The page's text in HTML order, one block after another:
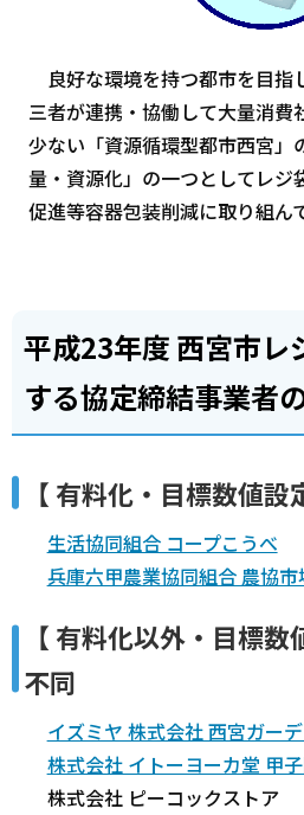
良好な環境を持つ都市を目指
三者が連携・協働して大量消費
少ない「資源循環型都市西宮」
量・資源化」の一つとしてレジ
促進等容器包装削減に取り組ん
平成23年度 西宮市レ
する協定締結事業者
【 有料化・目標数値
生活協同組合 コープこうべ
兵庫六甲農業協同組合 農協
【 有料化以外・目標
不同
イズミヤ 株式会社 西宮ガー
株式会社 イトーヨーカ堂 甲
株式会社 ピーコックストア